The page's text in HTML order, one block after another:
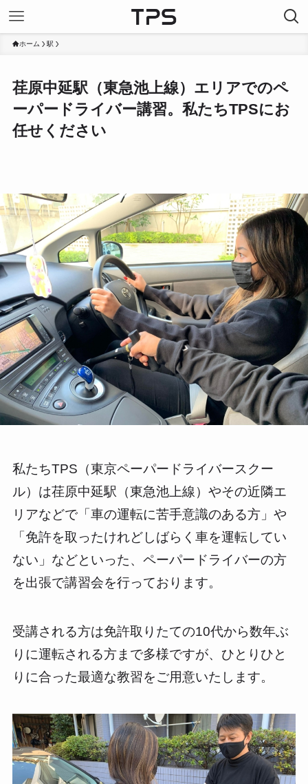
ホーム 駅
荏原中延駅（東急池上線）エリアでのペ
ーパードライバー講習。私たちTPSにお
任せください
私たちTPS（東京ペーパードライバースクー
ル）は荏原中延駅（東急池上線）やその近隣エ
リアなどで「車の運転に苦手意識のある方」や
「免許を取ったけれどしばらく車を運転してい
ない」などといった、ペーパードライバーの方
を出張で講習会を行っております。
受講される方は免許取りたての10代から数年ぶ
りに運転される方まで多様ですが、ひとりひと
りに合った最適な教習をご用意いたします。